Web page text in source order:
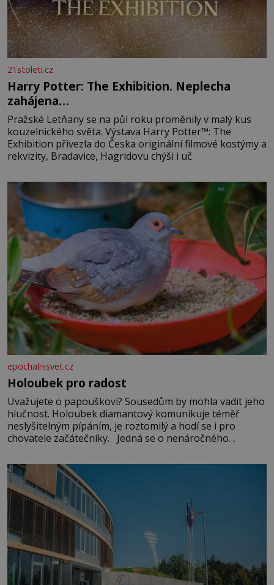
21stoleti.cz
Harry Potter: The Exhibition. Neplecha
zahájena…
Pražské Letňany se na půl roku proměnily v malý kus
kouzelnického světa. Výstava Harry Potter™: The
Exhibition přivezla do Česka originální filmové kostýmy a
rekvizity, Bradavice, Hagridovu chýši i uč
epochalnisvet.cz
Holoubek pro radost
Uvažujete o papouškovi? Sousedům by mohla vadit jeho
hlučnost. Holoubek diamantový komunikuje téměř
neslyšitelným pípáním, je roztomilý a hodí se i pro
chovatele začátečníky. Jedná se o nenáročného
času tráví na zemi, kde sbírá zbytky semínek Jeho
domovinou je prakticky celá Austrálie s výjimkou
pobřežní oblasti.